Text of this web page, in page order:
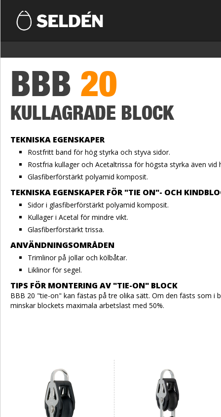
BBB 20
KULLAGRADE BLOCK
TEKNISKA EGENSKAPER
Rostfritt band för hög styrka och styva sidor.
Rostfria kullager och Acetaltrissa för högsta styrka även vid
Glasfiberförstärkt polyamid komposit.
TEKNISKA EGENSKAPER FÖR "TIE ON"- OCH
Sidor i glasfiberförstärkt polyamid komposit.
Kullager i Acetal för mindre vikt.
Glasfiberförstärkt trissa.
ANVÄNDNINGSOMRÅDEN
Trimlinor på jollar och kölbåtar.
Liklinor för segel.
TIPS FÖR MONTERING AV "TIE-ON" BLOCK
BBB 20 "tie-on" kan fästas på tre olika sätt. Om den fästs som i
minskar blockets maximala arbetslast med 50%.